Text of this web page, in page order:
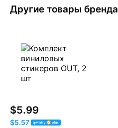
Другие товары бренда
$5.99
$5.57